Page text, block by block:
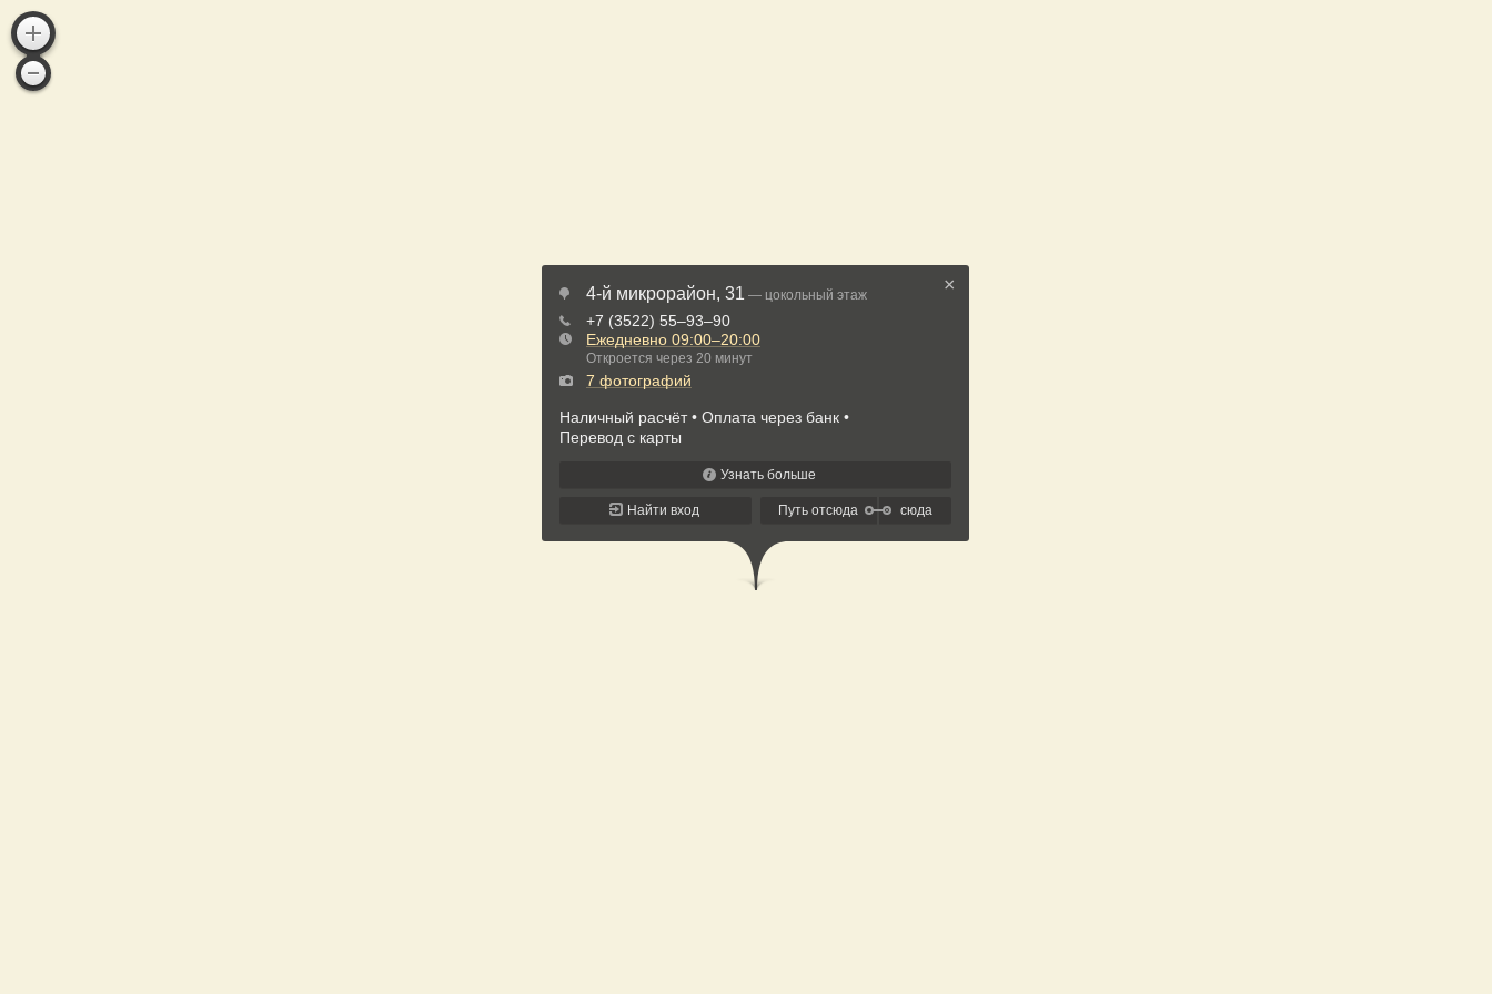
×
4-й микрорайон, 31 — цокольный этаж
+7 (3522) 55‒93‒90
Ежедневно 09:00–20:00
Откроется через 20 минут
7 фотографий
Наличный расчёт
Оплата через банк
Перевод с карты
Узнать больше
Найти вход Путь отсюда сюда